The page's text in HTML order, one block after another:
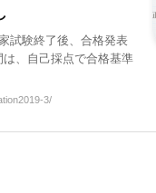
試験終了後、合格発表
は、自己採点で合格基準
3/